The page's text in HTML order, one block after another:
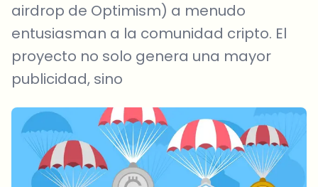
airdrop de Optimism) a menudo
entusiasman a la comunidad cripto. El
proyecto no solo genera una mayor
publicidad, sino